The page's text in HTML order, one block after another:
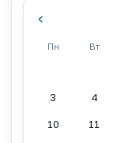
‹
Пн Вт
3 4
10 11